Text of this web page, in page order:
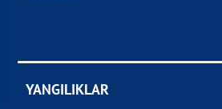
YANGILIKLAR